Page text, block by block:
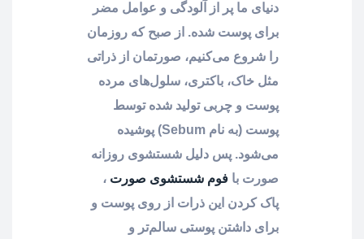
دنیای ما پر از آلودگی و عوامل مضر
برای پوست شده. از صبح که روزمان
را شروع می‌کنیم، صورتمان از ذراتی
مثل خاک، باکتری، سلول‌های مرده
پوست و چربی تولید شده توسط
پوست (به نام Sebum) پوشیده
می‌شود. پس دلیل شستشوی روزانه
صورت با فوم شستشوی صورت ،
پاک کردن این ذرات از روی پوست و
برای داشتن پوستی سالم‌تر و